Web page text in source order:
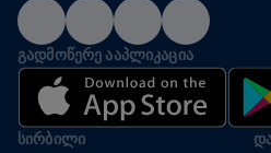
ᲒᲐᲓᲛᲝᲬᲔᲠᲔ ᲐᲐᲞᲚᲘᲙᲐᲪᲘᲐ
ᲡᲘᲠᲑᲘᲚᲘ